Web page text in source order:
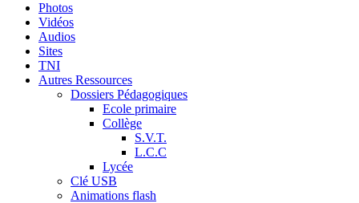
Photos
Vidéos
Audios
Sites
TNI
Autres Ressources
Dossiers Pédagogiques
Ecole primaire
Collège
S.V.T.
L.C.C
Lycée
Clé USB
Animations flash